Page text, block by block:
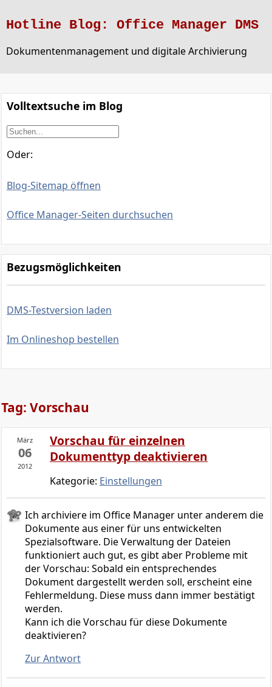
Hotline Blog: Office Manager DMS
Dokumentenmanagement und digitale Archivierung
Volltextsuche im Blog
Oder:
Blog-Sitemap öffnen
Office Manager-Seiten durchsuchen
Bezugsmöglichkeiten
DMS-Testversion laden
Im Onlineshop bestellen
Tag: Vorschau
März
06
2012
Vorschau für einzelnen
Dokumenttyp deaktivieren
Kategorie: Einstellungen
Ich archiviere im Office Manager unter anderem die
Dokumente aus einer für uns entwickelten
Spezialsoftware. Die Verwaltung der Dateien
funktioniert auch gut, es gibt aber Probleme mit
der Vorschau: Sobald ein entsprechendes
Dokument dargestellt werden soll, erscheint eine
Fehlermeldung. Diese muss dann immer bestätigt
werden.
Kann ich die Vorschau für diese Dokumente
deaktivieren?
Zur Antwort